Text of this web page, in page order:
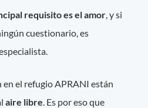
requisito es el amor , y si
cuestionario, es
el refugio APRANI están
aire libre. Es por eso que